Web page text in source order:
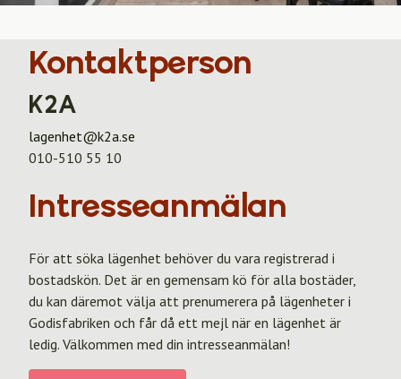
Kontaktperson
K2A
lagenhet@k2a.se
010-510 55 10
Intresseanmälan
För att söka lägenhet behöver du vara registrerad i
bostadskön. Det är en gemensam kö för alla bostäder,
du kan däremot välja att prenumerera på lägenheter i
Godisfabriken och får då ett mejl när en lägenhet är
ledig. Välkommen med din intresseanmälan!